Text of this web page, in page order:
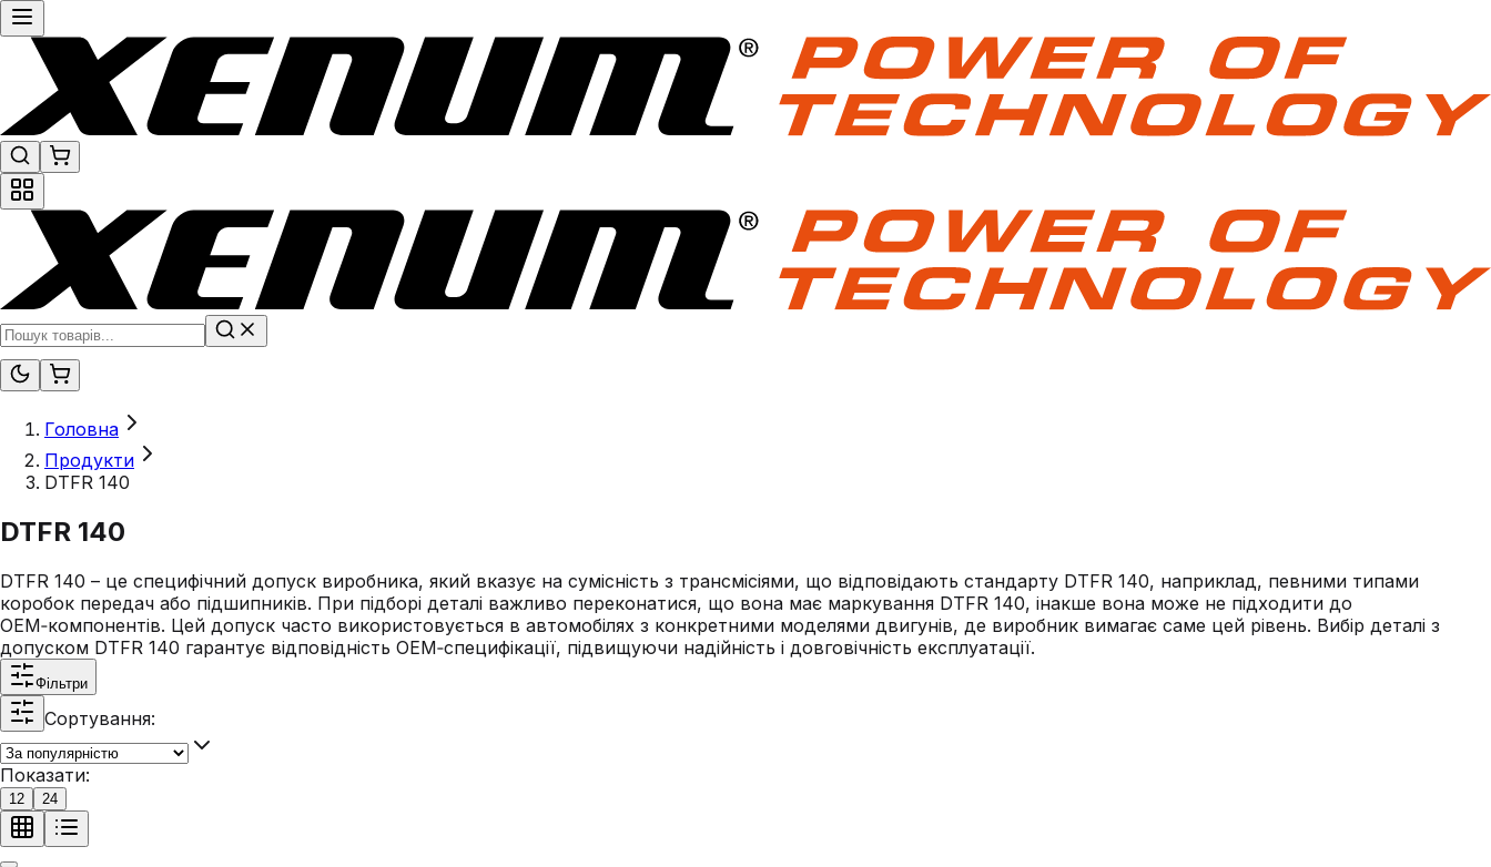
Головна
Продукти
DTFR 140
DTFR 140
DTFR 140 – це специфічний допуск виробника, який вказує на сумісність з трансмісіями, що відповідають стандарту DTFR 140, наприклад, певними типами
коробок передач або підшипників. При підборі деталі важливо переконатися, що вона має маркування DTFR 140, інакше вона може не підходити до
OEM‑компонентів. Цей допуск часто використовується в автомобілях з конкретними моделями двигунів, де виробник вимагає саме цей рівень. Вибір деталі з
допуском DTFR 140 гарантує відповідність OEM‑специфікації, підвищуючи надійність і довговічність експлуатації.
Фільтри
Сортування:
Показати:
12 24